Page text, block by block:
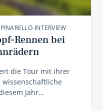
INTERVIEW
Rennen bei
die Tour mit ihrer
wissenschaftliche
Jahr…